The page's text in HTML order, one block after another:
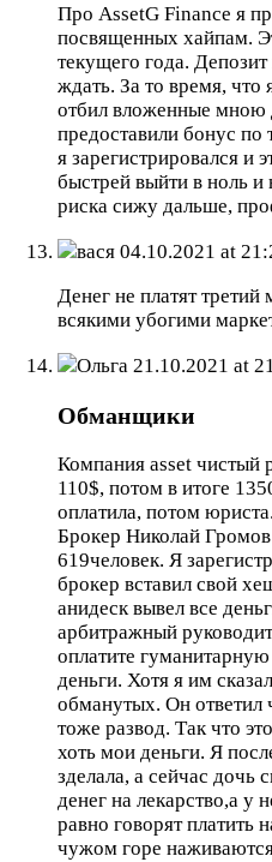
Про AssetG Finance я
посвященных хайпам.
текущего года. Депозит
ждать. За то время, что
отбил вложенные мною
предоставили бонус по
я зарегистрировался и
быстрей выйти в ноль и
риска сижу дальше,
вася 04.10.2021 at
Денег не платят
всякими убогими
Ольга 21.10.2021 at
Обманщики
Компания asset чистый
110$, потом в итоге
оплатила, потом
Брокер Николай
619человек. Я
брокер вставил свой
анидеск вывел все
арбитражный
оплатите
деньги. Хотя я им
обманутых. Он ответил
тоже развод. Так что
хоть мои деньги. Я
зделала, а сейчас дочь
денег на лекарство,а у
равно говорят платить
чужом горе